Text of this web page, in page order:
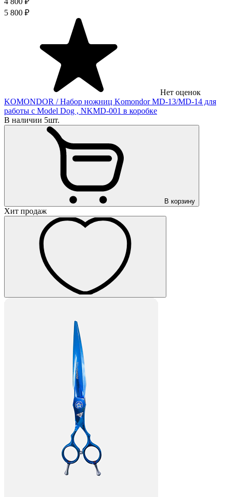
5 800 ₽
Нет оценок
KOMONDOR / Набор ножниц Komondor MD-13/MD-14 для
работы с Model Dog , NKMD-001 в коробке
В наличии 5шт.
В корзину
Хит продаж